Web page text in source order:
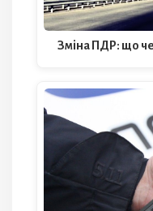
Зміна ПДР: що